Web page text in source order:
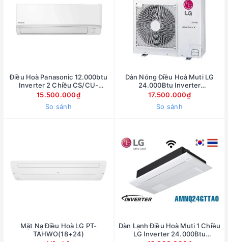
Điều Hoà Panasonic 12.000btu
Inverter 2 Chiều CS/CU-
YZ12AKH-8
15.500.000₫
So sánh
Dàn Nóng Điều Hoà Muti LG
24.000Btu Inverter
A3UQ24GFDO
17.500.000₫
So sánh
Mặt Nạ Điều Hoà LG PT-
TAHWO(18+24)
Dàn Lạnh Điều Hoà Muti 1 Chiều
LG Inverter 24.000Btu